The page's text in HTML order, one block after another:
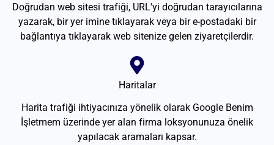
Doğrudan web sitesi trafiği, URL'yi doğrudan tarayıcılarına
yazarak, bir yer imine tıklayarak veya bir e-postadaki bir
bağlantıya tıklayarak web sitenize gelen ziyaretçilerdir.
Haritalar
Harita trafiği ihtiyacınıza yönelik olarak Google Benim
İşletmem üzerinde yer alan firma loksyonunuza önelik
yapılacak aramaları kapsar.